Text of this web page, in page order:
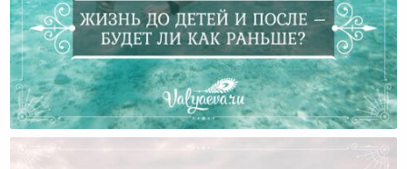
Жизнь До Детей И После – Будет Ли Как Раньше?